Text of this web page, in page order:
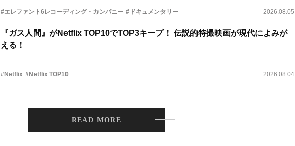
#エレファント6レコーディング・カンパニー #ドキュメンタリー 2026.08.05
『ガス人間』がNetflix TOP10でTOP3キープ！ 伝説的特撮映画が現代によみが
える！
#Netflix #Netflix TOP10 2026.08.04
READ MORE